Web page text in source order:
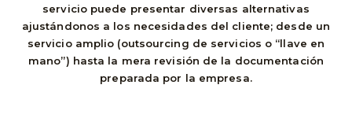
servicio puede presentar diversas alternativas
ajustándonos a los necesidades del cliente; desde un
servicio amplio (outsourcing de servicios o “llave en
mano”) hasta la mera revisión de la documentación
preparada por la empresa.